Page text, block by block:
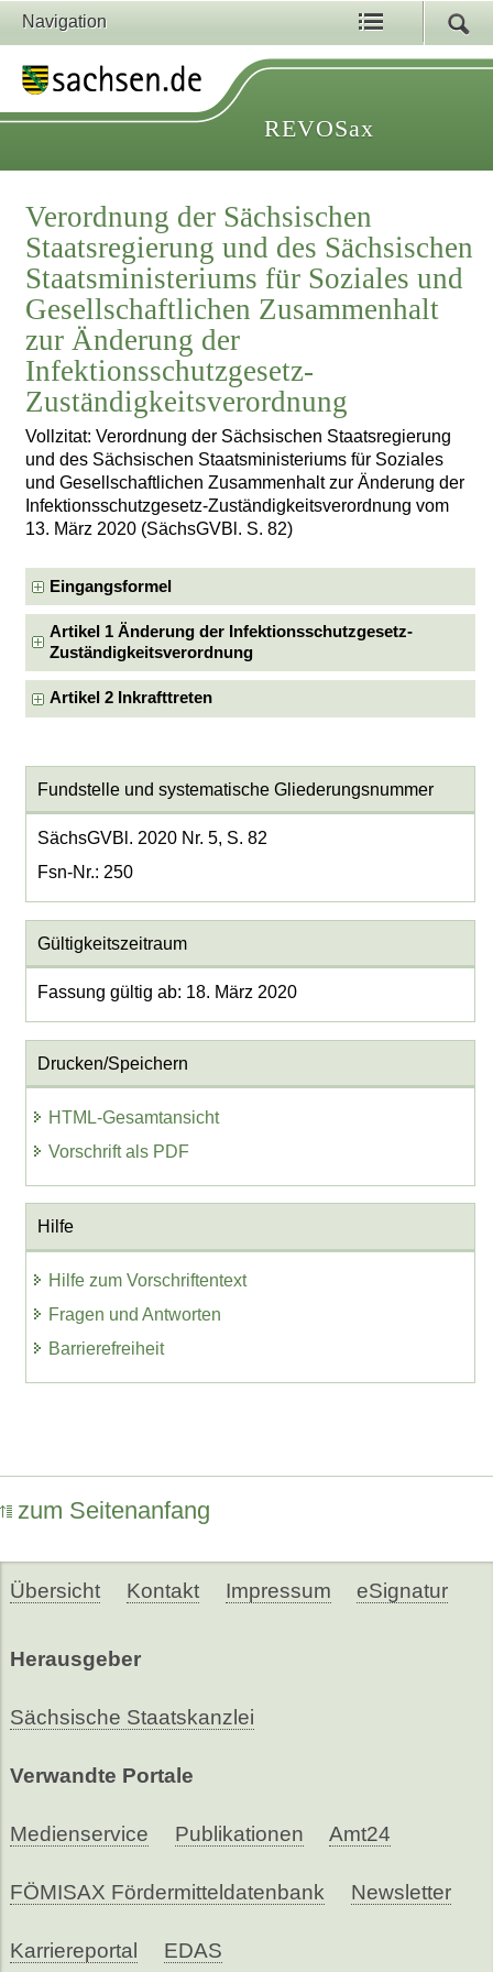
Navigation
REVOSax
Verordnung der Sächsischen
Staatsregierung und des Sächsischen
Staatsministeriums für Soziales und
Gesellschaftlichen Zusammenhalt
zur Änderung der
Infektionsschutzgesetz-
Zuständigkeitsverordnung
Vollzitat: Verordnung der Sächsischen Staatsregierung
und des Sächsischen Staatsministeriums für Soziales
und Gesellschaftlichen Zusammenhalt zur Änderung der
Infektionsschutzgesetz-Zuständigkeitsverordnung vom
13. März 2020 (SächsGVBl. S. 82)
Eingangsformel
Artikel 1 Änderung der Infektionsschutzgesetz-
Zuständigkeitsverordnung
Artikel 2 Inkrafttreten
Fundstelle und systematische Gliederungsnummer
SächsGVBl. 2020 Nr. 5, S. 82
Fsn-Nr.: 250
Gültigkeitszeitraum
Fassung gültig ab: 18. März 2020
Drucken/Speichern
HTML-Gesamtansicht
Vorschrift als PDF
Hilfe
Hilfe zum Vorschriftentext
Fragen und Antworten
Barrierefreiheit
zum Seitenanfang
Übersicht Kontakt Impressum eSignatur
Herausgeber
Sächsische Staatskanzlei
Verwandte Portale
Medienservice Publikationen Amt24
FÖMISAX Fördermitteldatenbank Newsletter
Karriereportal EDAS